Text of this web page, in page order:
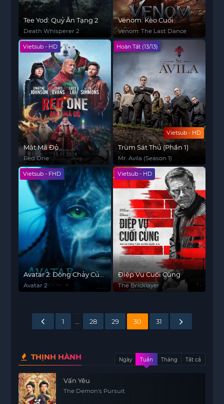
Tee Yod: Quỷ Ăn Tạng 2
Death Whisperer 2
Venom: Kèo Cuối
Venom: The Last Dance
Vietsub - HD
Mật Mã Đỏ
Red One
Vietsub - HD
Hoàn Tất (13/13)
Trùm Sát Thủ (Phần 1)
Mr. Avila (Season 1)
Vietsub - FHD
Avatar 2: Dòng Chảy Của
Nước
Avatar 2
Vietsub - HD
Điệp Vụ Cuối Cùng
The Bricklayer
1 28 29 30 31
THỊNH HÀNH Ngày Tuần Tháng Tất cả
Vấn Yêu
The Demon's Pursuit